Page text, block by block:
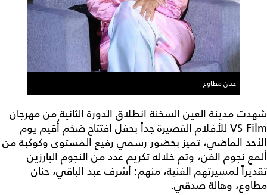
حنان مطاوع
شهدت مدينة العين السخنة انطلاق الدورة الثانية من مهرجان
VS-Film للأفلام القصيرة جداً بحفل افتتاح ضخم أُقيم يوم
الأحد الماضي، تميز بحضور رسمي رفيع المستوى وكوكبة من
ألمع نجوم الفن، وتم خلاله تكريم عدد من النجوم البارزين
تقديراً لمسيرتهم الفنية، منهم: أشرف عبد الباقي، حنان
مطاوع، وهالة صدقي.